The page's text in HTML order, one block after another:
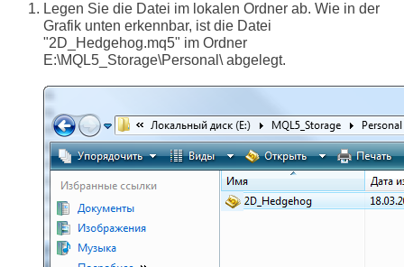
Legen Sie die Datei im lokalen Ordner ab. Wie in der
Grafik unten erkennbar, ist die Datei
"2D_Hedgehog.mq5" im Ordner
E:\MQL5_Storage\Personal\ abgelegt.